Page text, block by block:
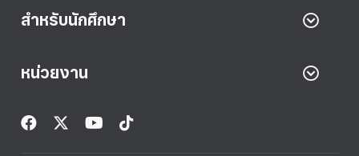
สำหรับนักศึกษา
หน่วยงาน